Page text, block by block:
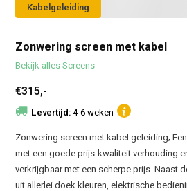
Kabelgeleiding
Zonwering screen met kabel
Bekijk alles Screens
€315,-
Levertijd:4-6 weken
Zonwering screen met kabel geleiding;
met een goede prijs-kwaliteit verhouding
verkrijgbaar met een scherpe prijs. Naast
uit allerlei doek kleuren, elektrische